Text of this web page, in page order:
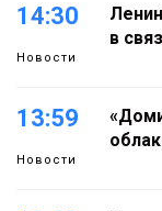
14:30
Новости
в
13:59
Новости